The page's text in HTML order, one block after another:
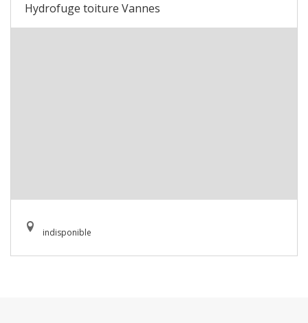
Hydrofuge toiture Vannes
indisponible